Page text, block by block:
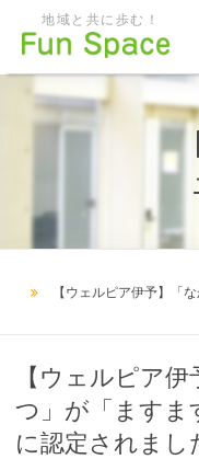
地域と共に歩む！
【ウェルピア伊予】「
【ウェルピア
つ」が「ますま
に認定されまし